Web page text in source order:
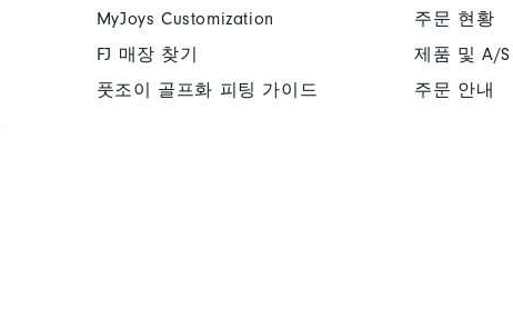
MyJoys Customization
FJ 매장 찾기
풋조이 골프화 피팅 가이드
주문 현황
제품 및 A/S
주문 안내